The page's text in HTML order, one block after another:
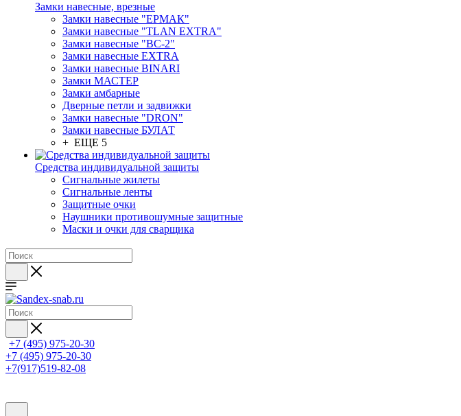
Замки навесные, врезные
Замки навесные "ЕРМАК"
Замки навесные "TLAN EXTRA"
Замки навесные "ВС-2"
Замки навесные EXTRA
Замки навесные BINARI
Замки МАСТЕР
Замки амбарные
Дверные петли и задвижки
Замки навесные "DRON"
Замки навесные БУЛАТ
+ ЕЩЕ 5
Средства индивидуальной защиты
Сигнальные жилеты
Сигнальные ленты
Защитные очки
Наушники противошумные защитные
Маски и очки для сварщика
+7 (495) 975-20-30
+7 (495) 975-20-30
+7(917)519-82-08